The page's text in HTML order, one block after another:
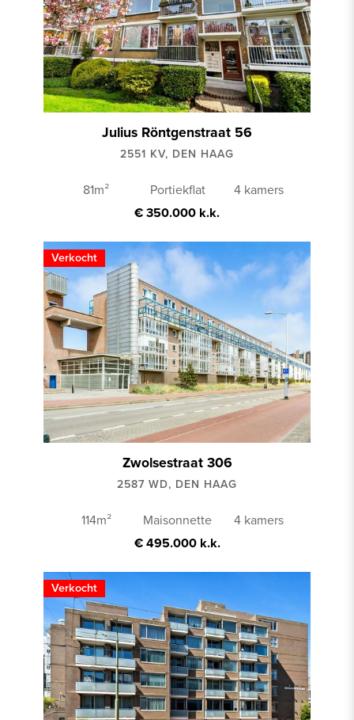
Julius Röntgenstraat 56
2551 KV, DEN HAAG
81m² Portiekflat
4 kamers
€ 350.000 k.k.
Verkocht
Zwolsestraat 306
2587 WD, DEN HAAG
114m² Maisonnette
4 kamers
€ 495.000 k.k.
Verkocht